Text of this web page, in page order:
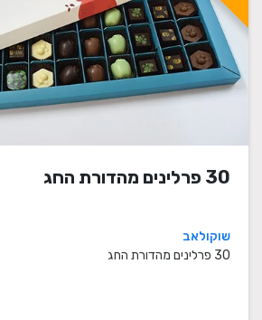
30 פרלינים מהדורת החג
שוקולאב
30 פרלינים מהדורת החג